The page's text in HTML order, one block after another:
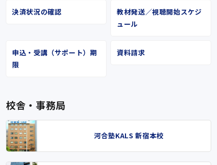
決済状況の確認
教材発送／視聴開始スケジ
ュール
申込・受講（サポート）期
限
資料請求
校舎・事務局
河合塾KALS 新宿本校